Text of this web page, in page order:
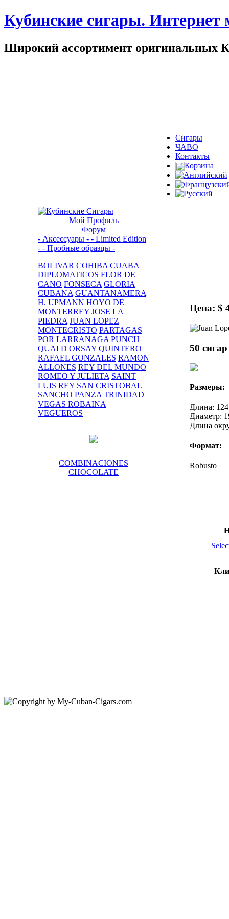
Кубинские сигары. Интернет
Широкий ассортимент оригинальных
Сигары
ЧАВО
Контакты
Корзина
Мой Профиль
Форум
- Аксессуары - - Limited Edition
- - Пробные образцы -
BOLIVAR COHIBA CUABA
DIPLOMATICOS FLOR DE
CANO FONSECA GLORIA
CUBANA GUANTANAMERA
H. UPMANN HOYO DE
MONTERREY JOSE LA
PIEDRA JUAN LOPEZ
MONTECRISTO PARTAGAS
POR LARRANAGA PUNCH
QUAI D ORSAY QUINTERO
RAFAEL GONZALES RAMON
ALLONES REY DEL MUNDO
ROMEO Y JULIETA SAINT
LUIS REY SAN CRISTOBAL
SANCHO PANZA TRINIDAD
VEGAS ROBAINA
VEGUEROS
COMBINACIONES
CHOCOLATE
Цена: $
50 сигар
Размеры:
Длина:
Диаметр:
Длина
Формат:
Robusto